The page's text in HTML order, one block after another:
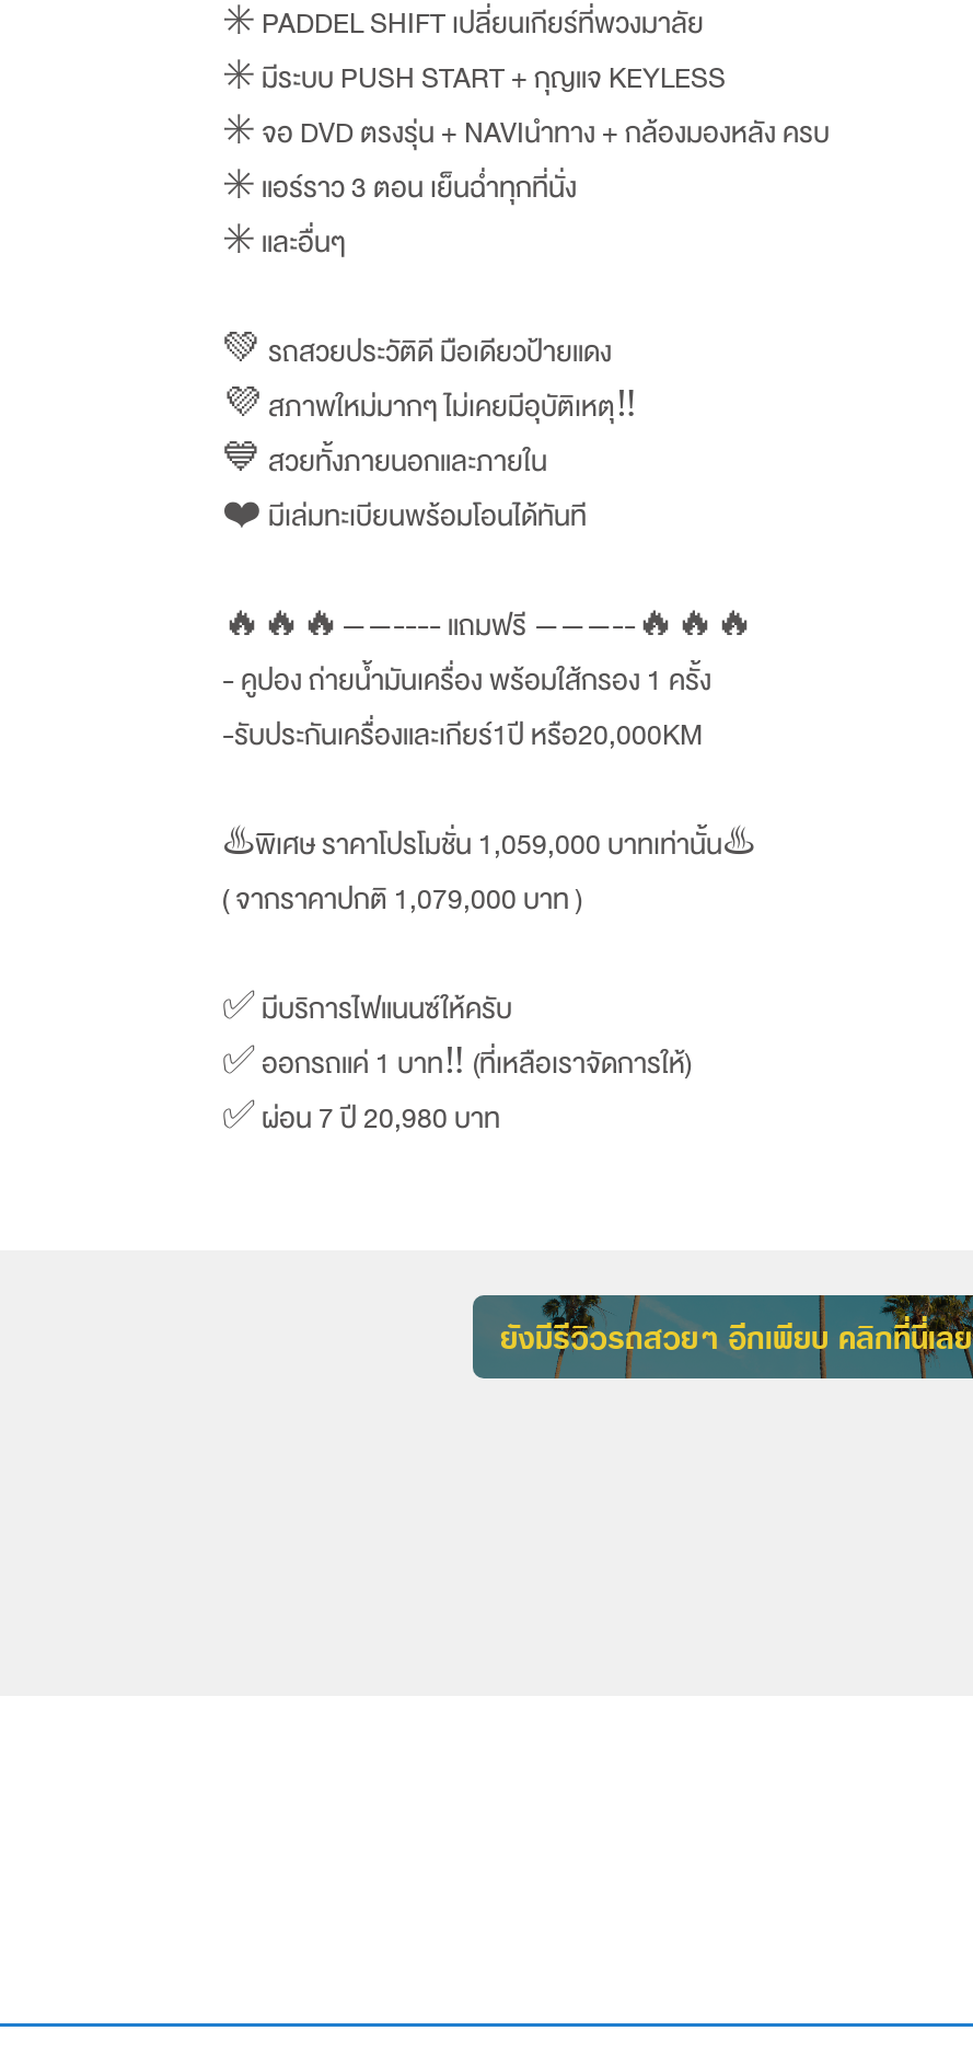
✳️ PADDEL SHIFT เปลี่ยนเกียร์ที่พวงมาลัย
✳️ มีระบบ PUSH START + กุญแจ KEYLESS
✳️ จอ DVD ตรงรุ่น + NAVIนำทาง + กล้องมองหลัง ครบ
✳️ แอร์ราว 3 ตอน เย็นฉ่ำทุกที่นั่ง
✳️ และอื่นๆ
💚 รถสวยประวัติดี มือเดียวป้ายแดง
💜 สภาพใหม่มากๆ ไม่เคยมีอุบัติเหตุ‼️
💙 สวยทั้งภายนอกและภายใน
❤️ มีเล่มทะเบียนพร้อมโอนได้ทันที
🔥🔥🔥——---- แถมฟรี ———--🔥🔥🔥
- คูปอง ถ่ายน้ำมันเครื่อง พร้อมใส้กรอง 1 ครั้ง
-รับประกันเครื่องและเกียร์1ปี หรือ20,000KM
♨️พิเศษ ราคาโปรโมชั่น 1,059,000 บาทเท่านั้น♨️
( จากราคาปกติ 1,079,000 บาท )
✅ มีบริการไฟแนนซ์ให้ครับ
✅ ออกรถแค่ 1 บาท‼️ (ที่เหลือเราจัดการให้)
✅ ผ่อน 7 ปี 20,980 บาท
ยังมีรีวิวรถสวยๆ อีกเพียบ คลิกที่นี่เลย